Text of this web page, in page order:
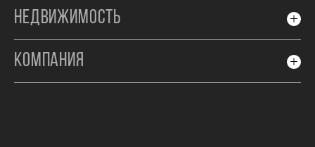
НЕДВИЖИМОСТЬ
КОМПАНИЯ